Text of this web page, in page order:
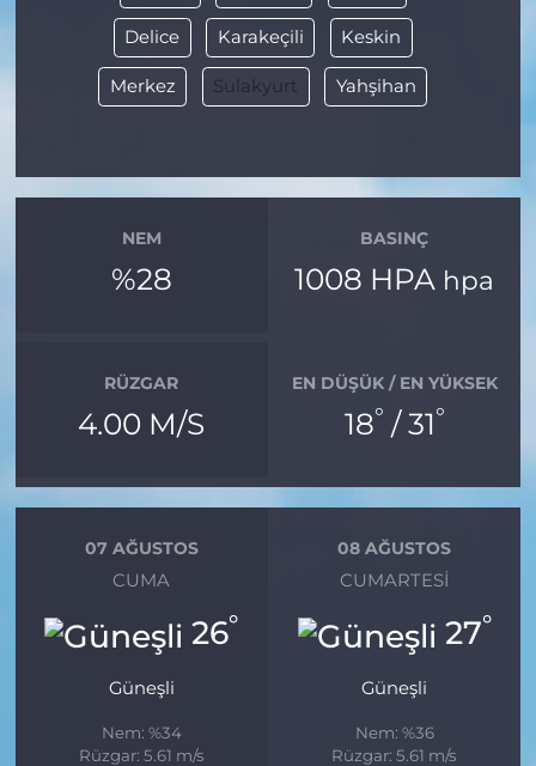
Delice Karakeçili Keskin
Merkez Sulakyurt Yahşihan
NEM
%28
BASINÇ
1008 HPA hpa
RÜZGAR
4.00 M/S
EN DÜŞÜK / EN YÜKSEK
18° / 31°
07 AĞUSTOS
CUMA
26°
Güneşli
Nem: %34
Rüzgar: 5.61 m/s
08 AĞUSTOS
CUMARTESI
27°
Güneşli
Nem: %36
Rüzgar: 5.61 m/s